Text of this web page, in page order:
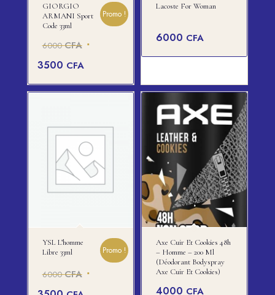
GIORGIO
ARMANI Sport
Code 33ml
6000CFA Le
initial
était :
3500 CFA
actuel
Promo !
Lacoste For Woman
6000 CFA
YSL L’homme
Libre 33ml
6000CFA Le
Promo !
Axe Cuir Et Cookies 48h
– Homme – 200 Ml
(Déodorant Bodyspray
Axe Cuir Et Cookies)
4000 CFA